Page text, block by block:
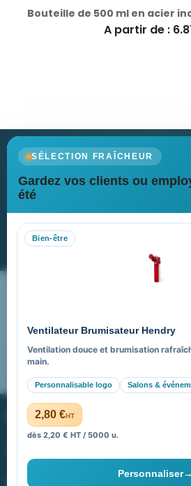
A partir de :
SÉLECTION FRAÎCHEUR
Gardez vos clients ou
été
Bien-être
Ventilateur Brumisateur Hendry
Ventilation douce et brumisation
main.
Personnalisable logo Salons &
2,80 €HT
dès 2,20 € HT / 5000 u.
Personnaliser→
Newsletter
Recevez nos dernières nouvelles
Nos expertises &
FAQ sur Promenoch Goodies Pub
Pourquoi ça a marché à 100% pour
PROMENOCH GOODIES
40 rue Madeleine Michelis